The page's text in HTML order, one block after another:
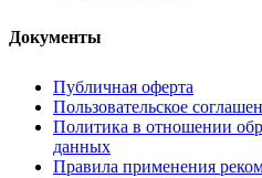
Документы
Публичная оферта
Пользовательское
Политика в отношении
данных
Правила применения